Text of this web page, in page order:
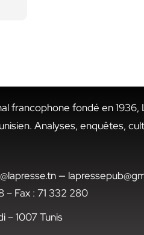
francophone fondé en
Analyses, enquêtes,
—
– Fax : 71 332 280
– 1007 Tunis